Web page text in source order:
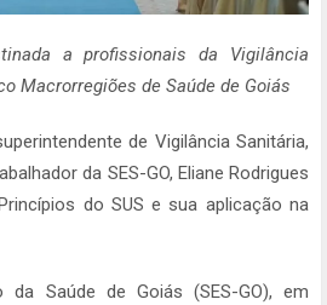
a profissionais da Vigilância
Macrorregiões de Saúde de Goiás
de Vigilância Sanitária,
da SES-GO, Eliane Rodrigues
do SUS e sua aplicação na
da Saúde de Goiás (SES-GO), em